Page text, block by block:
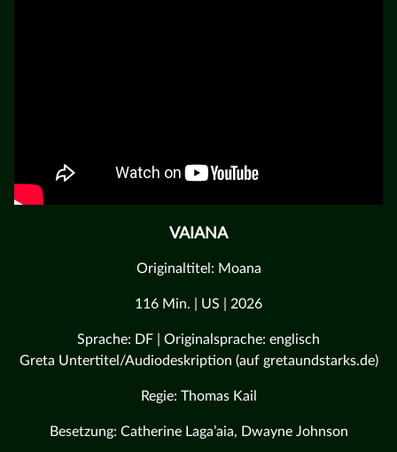
VAIANA
Originaltitel: Moana
116 Min. | US | 2026
Sprache: DF | Originalsprache: englisch
Greta Untertitel/Audiodeskription (auf gretaundstarks.de)
Regie: Thomas Kail
Besetzung: Catherine Laga’aia, Dwayne Johnson